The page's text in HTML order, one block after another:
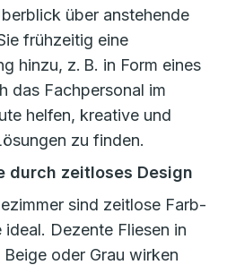
über anstehende
frühzeitig eine
hinzu, z. B. in Form eines
das Fachpersonal im
helfen, kreative und
zu finden.
durch zeitloses Design
sind zeitlose Farb-
Dezente Fliesen in
oder Grau wirken